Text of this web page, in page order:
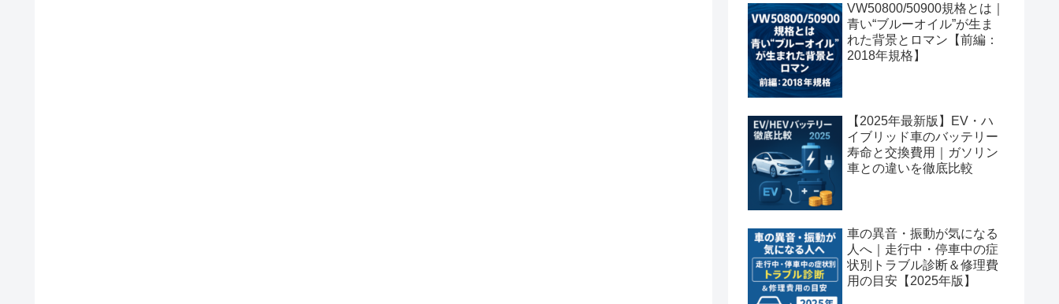
VW50800/50900規格とは｜
青い“ブルーオイル”が生ま
れた背景とロマン【前編：
2018年規格】
【2025年最新版】EV・ハ
イブリッド車のバッテリー
寿命と交換費用｜ガソリン
車との違いを徹底比較
車の異音・振動が気になる
人へ｜走行中・停車中の症
状別トラブル診断＆修理費
用の目安【2025年版】